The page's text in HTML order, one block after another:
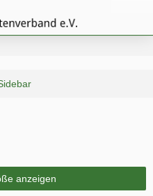
anzeigen